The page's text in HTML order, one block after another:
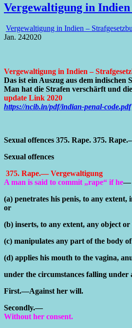
Vergewaltigung in
Vergewaltigung in Indien –
Jan. 242020
Vergewaltigung in Indien –
Das ist ein Auszug aus dem
Man hat die Strafen verschärft und
update Link 2020
https://ncib.in/pdf/indian-penal-code.pdf
Sexual offences 375. Rape. 375. Rape.–
Sexual offences
375. Rape.— Vergewaltigung
A man is said to commit „rape“ if he—
(a) penetrates his penis, to any
or
(b) inserts, to any extent, any object
(c) manipulates any part of the body
(d) applies his mouth to the vagina,
under the circumstances falling
First.—Against her will.
Secondly.—
Without her consent.